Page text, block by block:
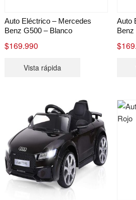
Auto Eléctrico – Mercedes
Benz G500 – Blanco
$169.990
Vista rápida
Auto
Benz
$